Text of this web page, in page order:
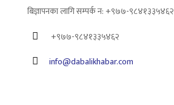
बिज्ञापनका लागि सम्पर्क न: +९७७-९८४१३३५४६२
+९७७-९८४१३३५४६२
info@dabalikhabar.com